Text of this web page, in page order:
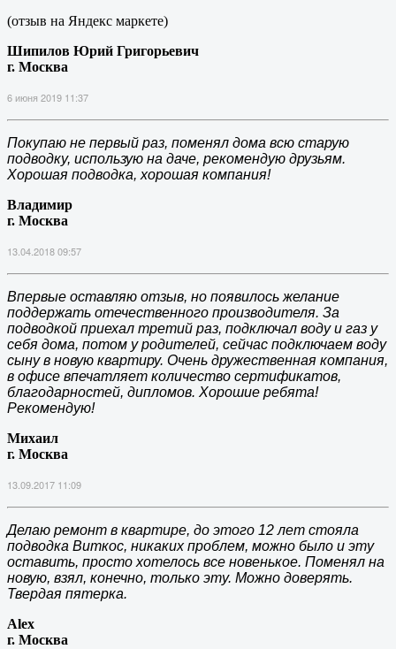
(отзыв на Яндекс маркете)
Шипилов Юрий Григорьевич
г. Москва
6 июня 2019 11:37
Покупаю не первый раз, поменял дома всю старую
подводку, использую на даче, рекомендую друзьям.
Хорошая подводка, хорошая компания!
Владимир
г. Москва
13.04.2018 09:57
Впервые оставляю отзыв, но появилось желание
поддержать отечественного производителя. За
подводкой приехал третий раз, подключал воду и газ у
себя дома, потом у родителей, сейчас подключаем воду
сыну в новую квартиру. Очень дружественная компания,
в офисе впечатляет количество сертификатов,
благодарностей, дипломов. Хорошие ребята!
Рекомендую!
Михаил
г. Москва
13.09.2017 11:09
Делаю ремонт в квартире, до этого 12 лет стояла
подводка Виткос, никаких проблем, можно было и эту
оставить, просто хотелось все новенькое. Поменял на
новую, взял, конечно, только эту. Можно доверять.
Твердая пятерка.
Alex
г. Москва